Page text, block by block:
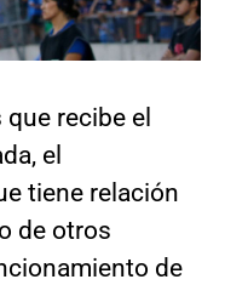
recibe el
el
tiene relación
de otros
de